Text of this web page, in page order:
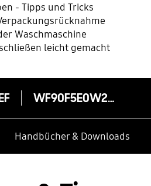
- Tipps und Tricks
Waschmaschine
leicht gemacht
WF90F5E0W2W/EF
Handbücher & Downloads